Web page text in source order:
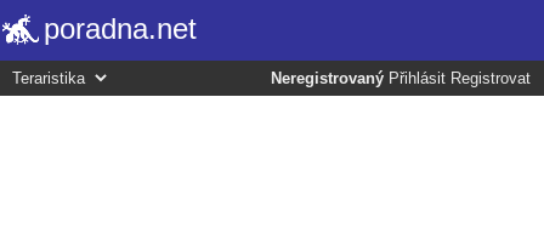
poradna.net
Neregistrovaný Přihlásit Registrovat